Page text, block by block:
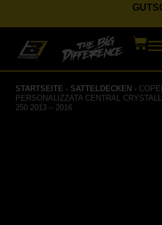
STARTSEITE - SATTELDECKEN -
PERSONALIZZATA CENTRAL
250 2013 – 2016